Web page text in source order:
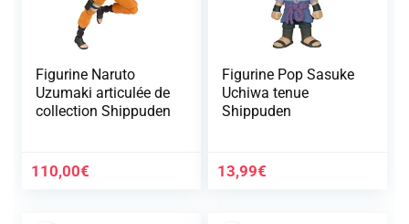
Figurine Naruto
Uzumaki articulée de
collection Shippuden
110,00€
Figurine Pop Sasuke
Uchiwa tenue
Shippuden
13,99€